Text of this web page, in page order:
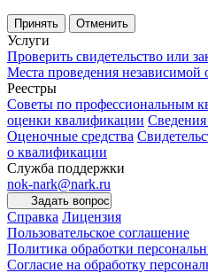
Принять Отменить
Услуги
Проверить свидетельство или
Места проведения
Реестры
Советы по профессиональным
оценки квалификации
Оценочные средства
о квалификации
Служба поддержки
nok-nark@nark.ru
Задать вопрос
Справка Лицензия
Пользовательское соглашение
Политика обработки
Согласие на обработку